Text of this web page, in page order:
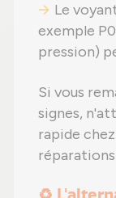
Le
exemple
pression)
Si vous
signes,
rapide